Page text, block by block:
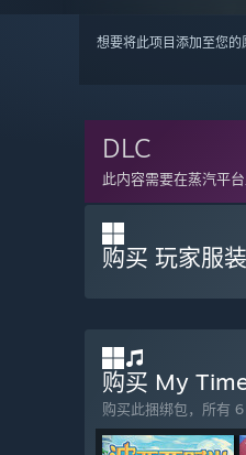
想要将此项目添加至您
DLC
此内容需要在蒸汽平
购买 玩家服
购买 My
购买此捆绑包，所有 6